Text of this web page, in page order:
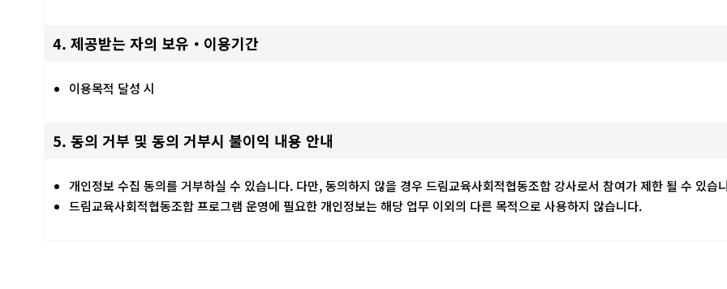
4. 제공받는 자의 보유・이용기간
이용목적 달성 시
5. 동의 거부 및 동의 거부시 불이익 내용 안내
개인정보 수집 동의를 거부하실 수 있습니다. 다만, 동의하지 않을 경우 드림교육사회적협동조합 강사로서 참여가 제한 될 수 있습
드림교육사회적협동조합 프로그램 운영에 필요한 개인정보는 해당 업무 이외의 다른 목적으로 사용하지 않습니다.